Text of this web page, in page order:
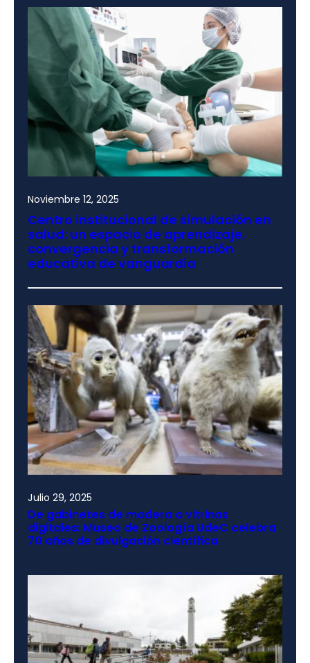
Noviembre 12, 2025
Centro institucional de simulación en
salud: un espacio de aprendizaje,
convergencia y transformación
educativa de vanguardia
Julio 29, 2025
De gabinetes de madera a vitrinas
digitales: Museo de Zoología UdeC celebra
70 años de divulgación científica